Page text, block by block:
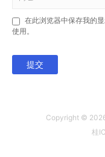
在此浏览器中保存我的
使用。
提交
Copyright ©
桂